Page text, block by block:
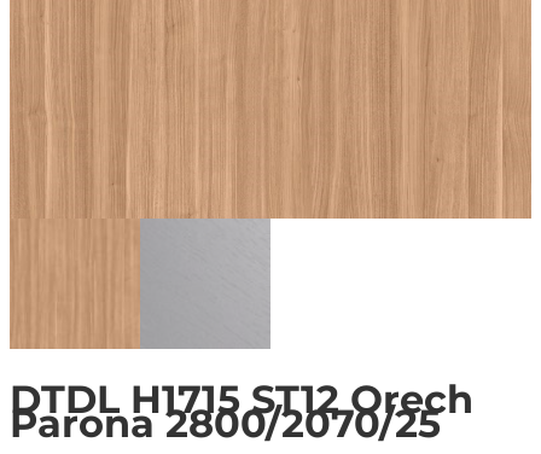
DTDL H1715 ST12 Orech
Parona 2800/2070/25